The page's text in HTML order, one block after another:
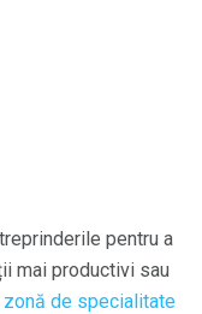
pentru a
mai productivi sau
zonă de specialitate